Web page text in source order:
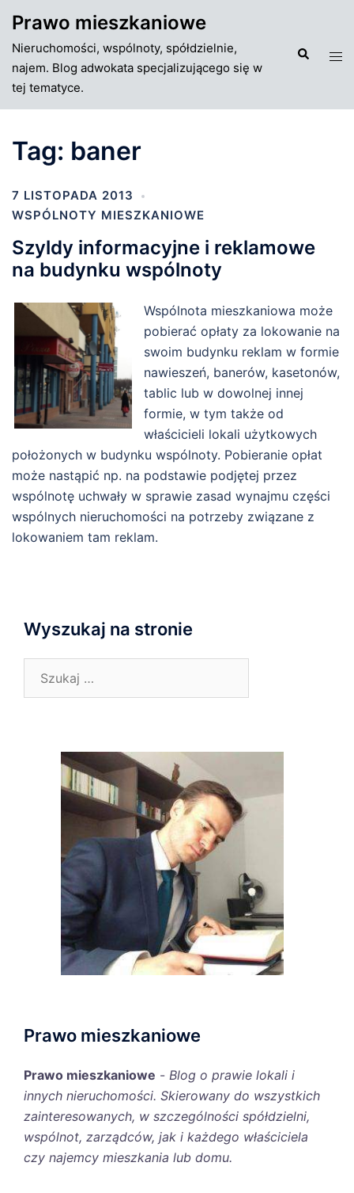
do
treści
Prawo mieszkaniowe
Nieruchomości, wspólnoty, spółdzielnie,
najem. Blog adwokata specjalizującego się w
tej tematyce.
Szukaj
Tag: baner
7 LISTOPADA 2013
WSPÓLNOTY MIESZKANIOWE
Szyldy informacyjne i reklamowe
na budynku wspólnoty
Wspólnota mieszkaniowa może
pobierać opłaty za lokowanie na
swoim budynku reklam w formie
nawieszeń, banerów, kasetonów,
tablic lub w dowolnej innej
formie, w tym także od
właścicieli lokali użytkowych
położonych w budynku wspólnoty. Pobieranie opłat
może nastąpić np. na podstawie podjętej przez
wspólnotę uchwały w sprawie zasad wynajmu części
wspólnych nieruchomości na potrzeby związane z
lokowaniem tam reklam.
Wyszukaj na stronie
Prawo mieszkaniowe
Prawo mieszkaniowe - Blog o prawie lokali i
innych nieruchomości. Skierowany do wszystkich
zainteresowanych, w szczególności spółdzielni,
wspólnot, zarządców, jak i każdego właściciela
czy najemcy mieszkania lub domu.